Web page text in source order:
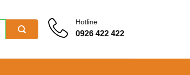
Hotline
0926 422 422